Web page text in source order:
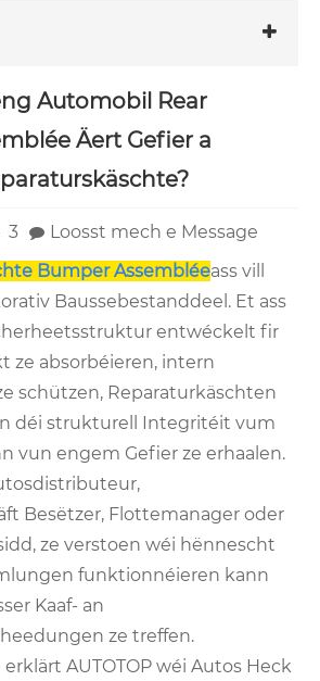
Automobil Rear
Äert Gefier a
3
Loosst mech e Message
Bumper Assembléeass vill
Baussebestanddeel. Et ass
entwéckelt fir
ze absorbéieren, intern
schützen, Reparaturkäschten
déi strukturell Integritéit vum
vun engem Gefier ze erhaalen.
Besëtzer, Flottemanager oder
ze verstoen wéi hënnescht
funktionnéieren kann
Kaaf- an
ze treffen.
AUTOTOP wéi Autos Heck